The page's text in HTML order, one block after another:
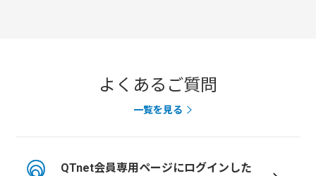
よくあるご質問
一覧を見る
QTnet会員専用ページにログインした